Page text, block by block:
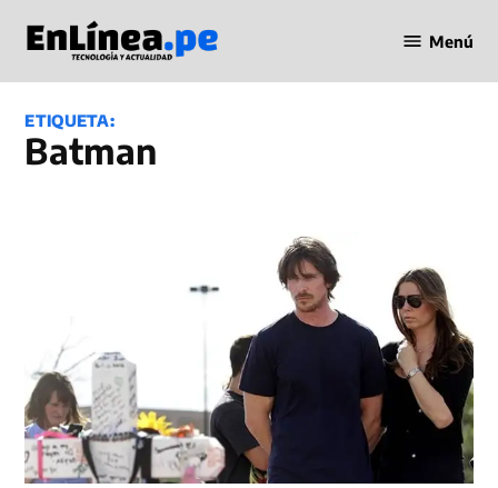
contenido
en Línea
Menú
ETIQUETA:
Batman